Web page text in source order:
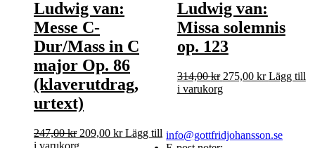
Ludwig van:
Messe C-
Dur/Mass in C
major Op. 86
(klaverutdrag,
urtext)
247,00kr Det
ursprungliga
209,00 krDet
nuvarande
Lägg till
i varukorg
Ludwig van:
Missa solemnis
op. 123
314,00kr Det
ursprungliga
275,00 krDet
Lägg till
i varukorg
info@gottfridjohansson.se